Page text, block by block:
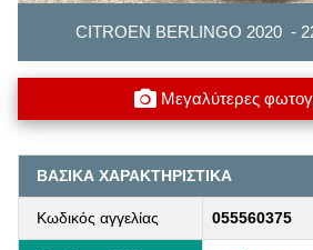
CITROEN BERLINGO 2020 -
Μεγαλύτερες
ΒΑΣΙΚΑ ΧΑΡΑΚΤΗΡΙΣΤΙΚΑ
Κωδικός αγγελίας 055560375